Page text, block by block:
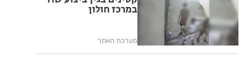
במרכז חולון
מערכת האתר